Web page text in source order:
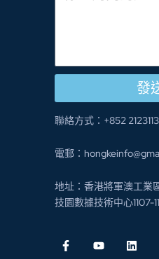
發
聯絡方式：+852
電郵：
地址：香港將軍澳工業
技園數據技術中心1107-